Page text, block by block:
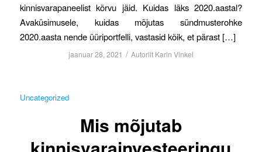
kinnisvarapaneelist kõrvu jäid. Kuidas läks 2020.aastal?
Avaküsimusele, kuidas mõjutas sündmusterohke
2020.aasta nende üüriportfelli, vastasid kõik, et pärast […]
jaanuar 28, 2021 / Autorilt Karin Vinkel
Uncategorized
Mis mõjutab